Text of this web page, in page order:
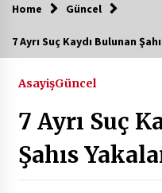
Yeni Eklenenler
CHP
2 ay ago
Home Güncel
7 Ayrı Suç Kaydı Bulunan
AsayişGüncel
7 Ayrı Suç
Şahıs